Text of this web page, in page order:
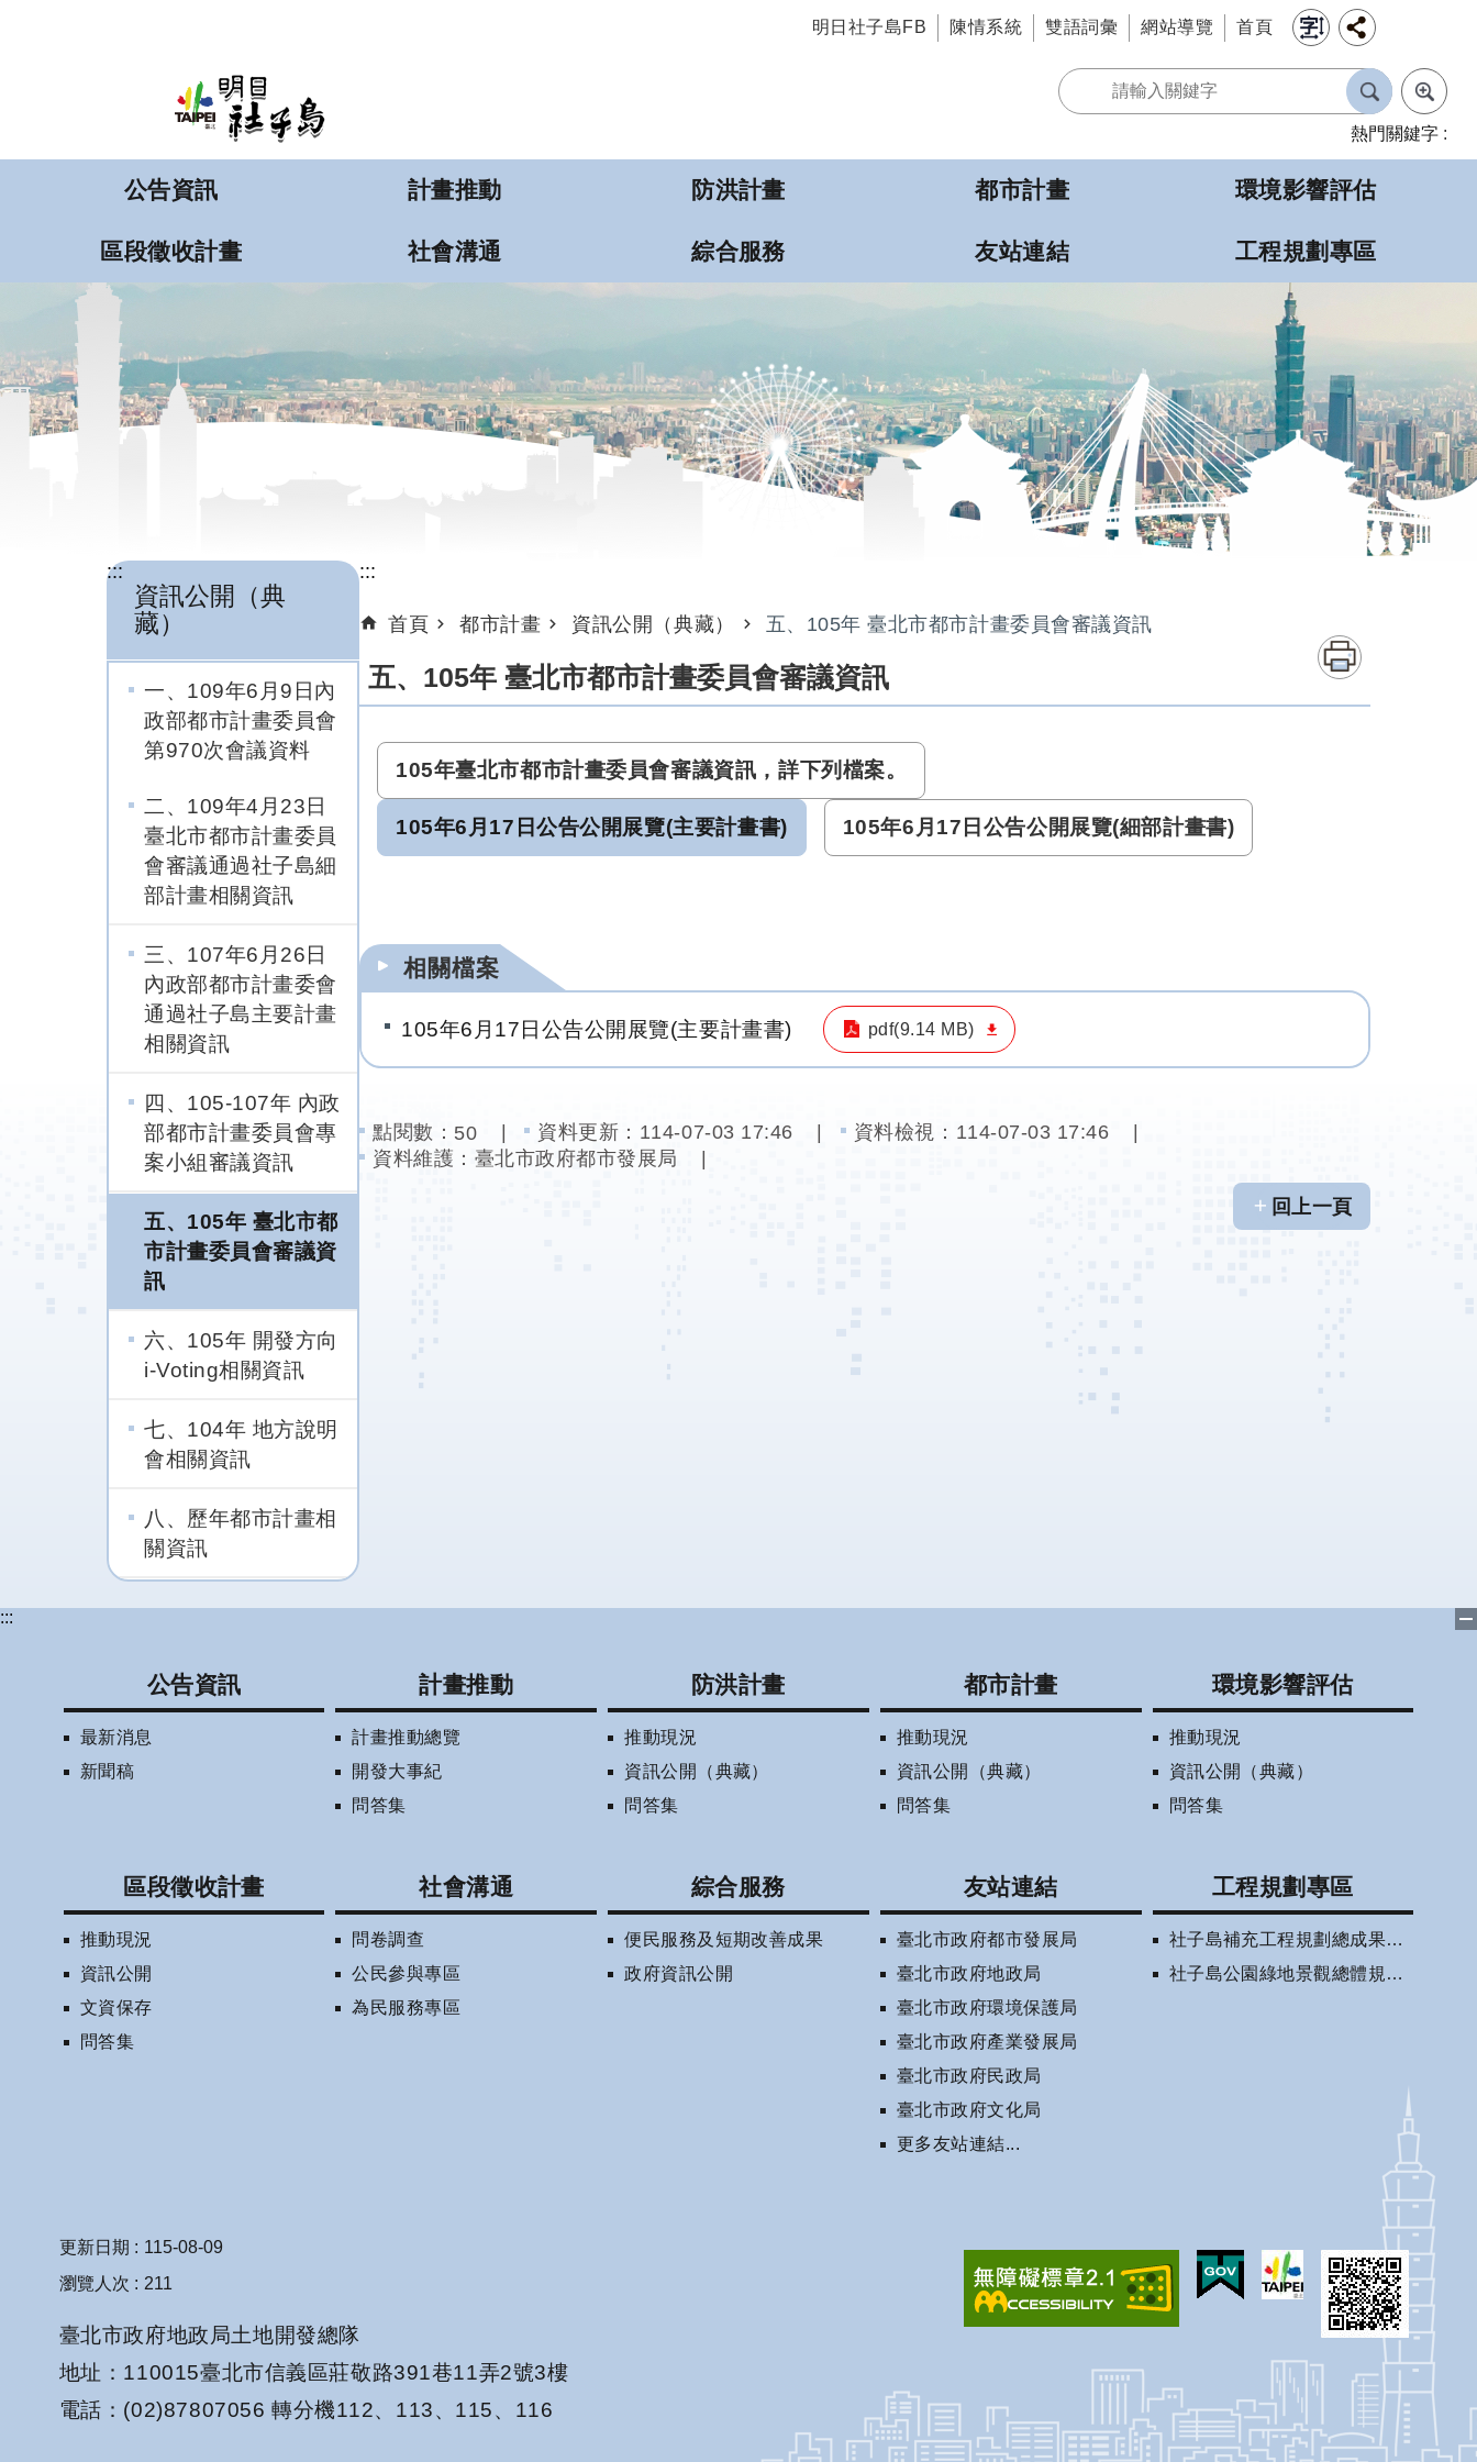
明日社子島FB
陳情系統 雙語詞彙 網站導覽 首頁
熱門關鍵字
公告資訊 計畫推動 防洪計畫 都市計畫 環境影響評估
區段徵收計畫 社會溝通 綜合服務 友站連結 工程規劃專區
:::
資訊公開（典
藏）
一、109年6月9日內
政部都市計畫委員會
第970次會議資料
二、109年4月23日
臺北市都市計畫委員
會審議通過社子島細
部計畫相關資訊
三、107年6月26日
內政部都市計畫委會
通過社子島主要計畫
相關資訊
四、105-107年 內政
部都市計畫委員會專
案小組審議資訊
五、105年 臺北市都
市計畫委員會審議資
訊
六、105年 開發方向
i-Voting相關資訊
七、104年 地方說明
會相關資訊
八、歷年都市計畫相
關資訊
:::
首頁 都市計畫 資訊公開（典藏） 五、105年 臺北市都市計畫委員會審議資訊
五、105年 臺北市都市計畫委員會審議資訊
105年臺北市都市計畫委員會審議資訊，詳下列檔案。
105年6月17日公告公開展覽(主要計畫書) 105年6月17日公告公開展覽(細部計畫書)
相關檔案
105年6月17日公告公開展覽(主要計畫書) pdf(9.14 MB)
點閱數： 50 資料更新： 114-07-03 17:46 資料檢視： 114-07-03 17:46
資料維護： 臺北市政府都市發展局
回上一頁
:::
公告資訊
最新消息
新聞稿
計畫推動
計畫推動總覽
開發大事紀
問答集
防洪計畫
推動現況
資訊公開（典藏）
問答集
都市計畫
推動現況
資訊公開（典藏）
問答集
環境影響評估
推動現況
資訊公開（典藏）
問答集
區段徵收計畫
推動現況
資訊公開
文資保存
問答集
社會溝通
問卷調查
公民參與專區
為民服務專區
綜合服務
便民服務及短期改善成果
政府資訊公開
友站連結
臺北市政府都市發展局
臺北市政府地政局
臺北市政府環境保護局
臺北市政府產業發展局
臺北市政府民政局
臺北市政府文化局
更多友站連結...
工程規劃專區
社子島補充工程規劃總成果報告書(審定版)
社子島公園綠地景觀總體規劃相關資訊
更新日期
115-08-09
瀏覽人次
211
臺北市政府地政局土地開發總隊
地址：110015臺北市信義區莊敬路391巷11弄2號3樓
電話：(02)87807056 轉分機112、113、115、116